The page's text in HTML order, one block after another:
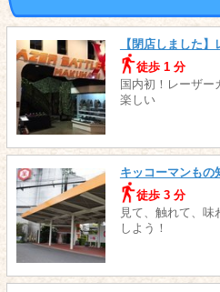
【閉店しました
徒歩 1 分
国内初！レーザー
楽しい
キッコーマンもの
徒歩 3 分
見て、触れて、味
しよう！